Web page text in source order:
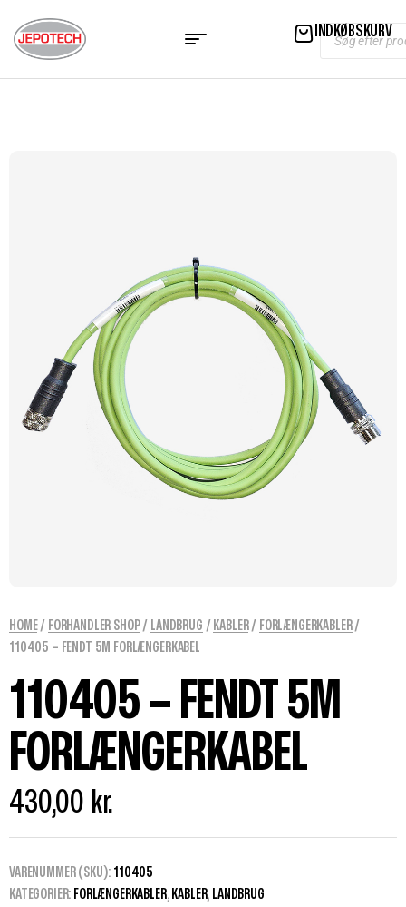
INDKØBSKURV
HOME/ FORHANDLER SHOP/ LANDBRUG / KABLER/ FORLÆNGERKABLER/
110405 – FENDT 5M FORLÆNGERKABEL
110405 – FENDT 5M
FORLÆNGERKABEL
430,00 kr.
VARENUMMER (SKU): 110405
KATEGORIER: FORLÆNGERKABLER, KABLER, LANDBRUG